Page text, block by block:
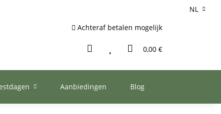
NL
Achteraf betalen mogelijk
0,00 €
Aanbiedingen Blog